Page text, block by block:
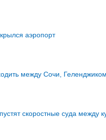
аэропорт
между Сочи,
скоростные суда между